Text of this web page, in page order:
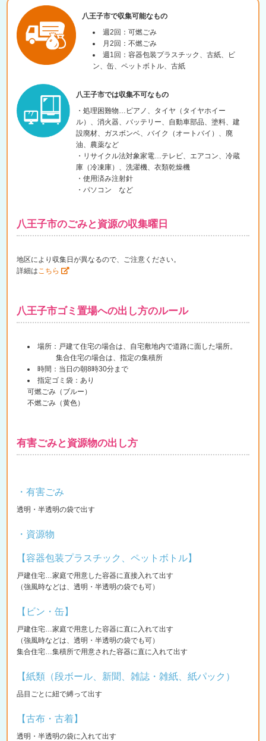
八王子市で収集可能なもの
週2回：可燃ごみ
月2回：不燃ごみ
週1回：容器包装プラスチック、古紙、ビ
ン、缶、ペットボトル、古紙
八王子市では収集不可なもの
・処理困難物…ピアノ、タイヤ（タイヤホイー
ル）、消火器、バッテリー、自動車部品、塗料、建
設廃材、ガスボンベ、バイク（オートバイ）、廃
油、農薬など
・リサイクル法対象家電…テレビ、エアコン、冷蔵
庫（冷凍庫）、洗濯機、衣類乾燥機
・使用済み注射針
・パソコン など
八王子市のごみと資源の収集曜日
地区により収集日が異なるので、ご注意ください。
詳細は こちら
八王子市ゴミ置場への出し方のルール
場所：戸建て住宅の場合は、自宅敷地内で道路に面した場所。
集合住宅の場合は、指定の集積所
時間：当日の朝8時30分まで
指定ゴミ袋：あり
可燃ごみ（ブルー）
不燃ごみ（黄色）
有害ごみと資源物の出し方
・有害ごみ
透明・半透明の袋で出す
・資源物
【容器包装プラスチック、ペットボトル】
戸建住宅…家庭で用意した容器に直接入れて出す
（強風時などは、透明・半透明の袋でも可）
【ビン・缶】
戸建住宅…家庭で用意した容器に直に入れて出す
（強風時などは、透明・半透明の袋でも可）
集合住宅…集積所で用意された容器に直に入れて出す
【紙類（段ボール、新聞、雑誌・雑紙、紙パック）
品目ごとに紐で縛って出す
【古布・古着】
透明・半透明の袋に入れて出す